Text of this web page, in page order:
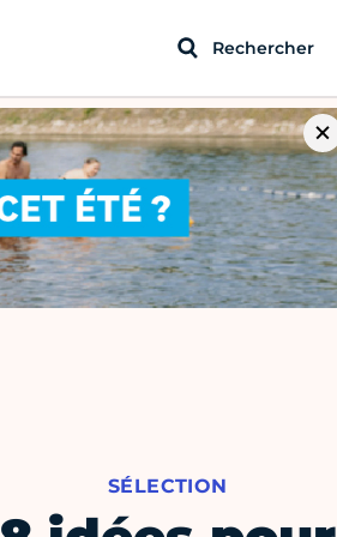
Rechercher
SÉLECTION